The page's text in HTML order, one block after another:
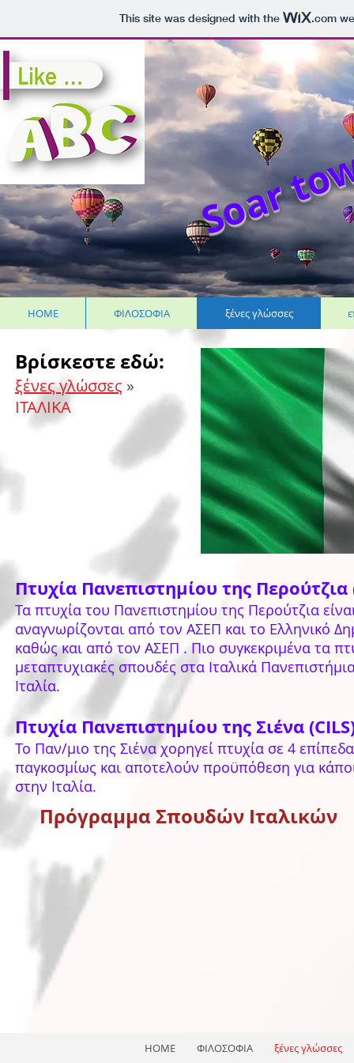
This site was designed with the .com
Soar
HOME ΦΙΛΟΣΟΦΙΑ ξένες γλώσσες
Βρίσκεστε εδώ:
ξένες γλώσσες »
ΙΤΑΛΙΚΑ
Πτυχία Πανεπιστημίου της Περούτζια
Τα πτυχία του Πανεπιστημίου της Περούτζια
αναγνωρίζονται από τον ΑΣΕΠ και το Ελληνικό
καθώς και από τον ΑΣΕΠ . Πιο συγκεκριμένα τα
μεταπτυχιακές σπουδές στα Ιταλικά
Ιταλία.
Πτυχία Πανεπιστημίου της Σιένα
To Παν/μιο της Σιένα χορηγεί πτυχία σε 4
παγκοσμίως και αποτελούν προϋπόθεση για
στην Ιταλία.
Πρόγραμμα Σπουδών Ιταλικών
HOME ΦΙΛΟΣΟΦΙΑ ξένες γλώσσες